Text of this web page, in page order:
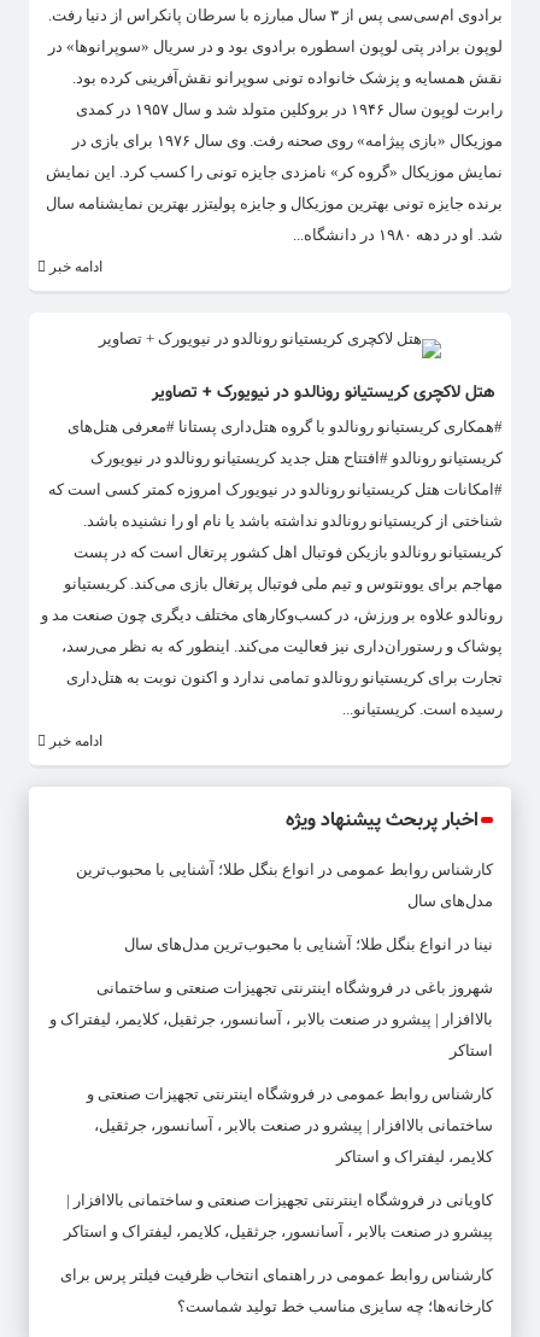
برادوی ام‌سی‌سی پس از ۳ سال مبارزه با سرطان پانکراس از دنیا رفت.
لوپون برادر پتی لوپون اسطوره برادوی بود و در سریال «سوپرانوها» در
نقش همسایه و پزشک خانواده تونی سوپرانو نقش‌آفرینی کرده بود.
رابرت لوپون سال ۱۹۴۶ در بروکلین متولد شد و سال ۱۹۵۷ در کمدی
موزیکال «بازی پیژامه» روی صحنه رفت. وی سال ۱۹۷۶ برای بازی در
نمایش موزیکال «گروه کر» نامزدی جایزه تونی را کسب کرد. این نمایش
برنده جایزه تونی بهترین موزیکال و جایزه پولیتزر بهترین نمایشنامه سال
شد. او در دهه ۱۹۸۰ در دانشگاه...
ادامه خبر
هتل لاکچری کریستیانو رونالدو در نیویورک + تصاویر
#همکاری کریستیانو رونالدو با گروه هتل‌داری پستانا #معرفی هتل‌های
کریستیانو رونالدو #افتتاح هتل جدید کریستیانو رونالدو در نیویورک
#امکانات هتل کریستیانو رونالدو در نیویورک امروزه کمتر کسی است که
شناختی از کریستیانو رونالدو نداشته باشد یا نام او را نشنیده باشد.
کریستیانو رونالدو بازیکن فوتبال اهل کشور پرتغال است که در پست
مهاجم برای یوونتوس و تیم ملی فوتبال پرتغال بازی می‌کند. کریستیانو
رونالدو علاوه بر ورزش، در کسب‌و‌کارهای مختلف دیگری چون صنعت مد و
پوشاک و رستوران‌داری نیز فعالیت می‌کند. ‌اینطور که به نظر می‌رسد،
تجارت برای کریستیانو رونالدو تمامی ندارد و اکنون نوبت به هتل‌داری
رسیده است. کریستیانو...
ادامه خبر
اخبار پربحث پیشنهاد ویژه
کارشناس روابط عمومی در
انواع بنگل طلا؛ آشنایی با محبوب‌ترین
مدل‌های سال
نینا در انواع بنگل طلا؛ آشنایی با محبوب‌ترین مدل‌های سال
شهروز باغی در فروشگاه اینترنتی تجهیزات صنعتی و ساختمانی
بالاافزار | پیشرو در صنعت بالابر ، آسانسور، جرثقیل، کلایمر، لیفتراک و
استاکر
کارشناس روابط عمومی در فروشگاه اینترنتی تجهیزات صنعتی و
ساختمانی بالاافزار | پیشرو در صنعت بالابر ، آسانسور، جرثقیل،
کلایمر، لیفتراک و استاکر
کاویانی در فروشگاه اینترنتی تجهیزات صنعتی و ساختمانی بالاافزار |
پیشرو در صنعت بالابر ، آسانسور، جرثقیل، کلایمر، لیفتراک و استاکر
کارشناس روابط عمومی در راهنمای انتخاب ظرفیت فیلتر پرس برای
کارخانه‌ها؛ چه سایزی مناسب خط تولید شماست؟